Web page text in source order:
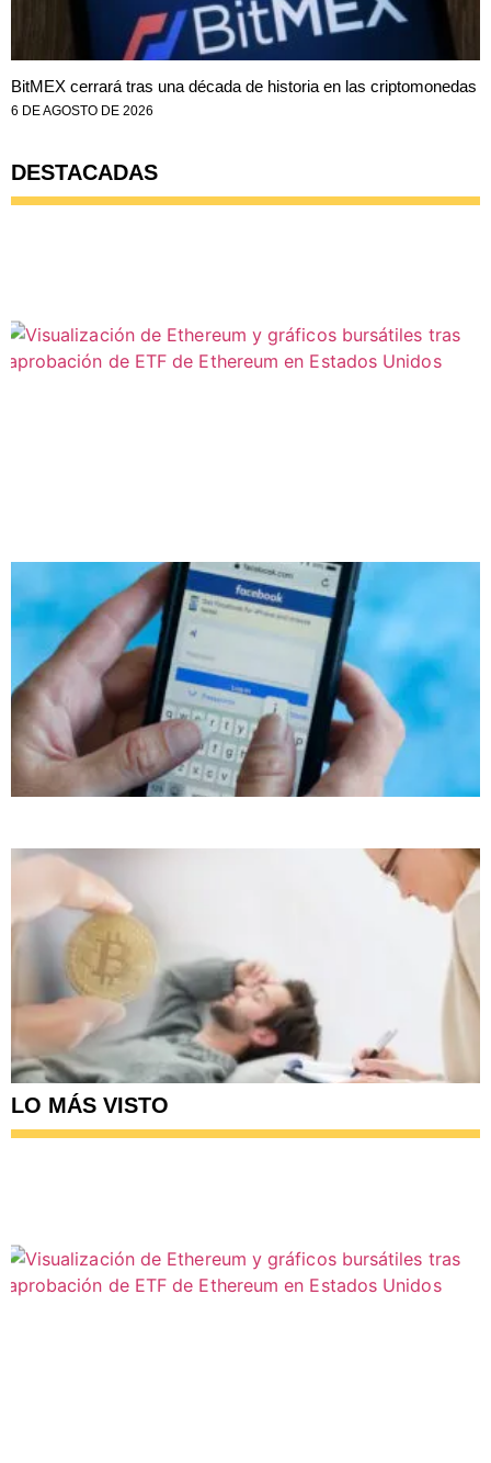
BitMEX cerrará tras una década de historia en las criptomonedas
6 DE AGOSTO DE 2026
DESTACADAS
LO MÁS VISTO